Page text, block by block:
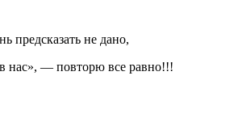
предсказать не дано,
нас», — повторю все равно!!!